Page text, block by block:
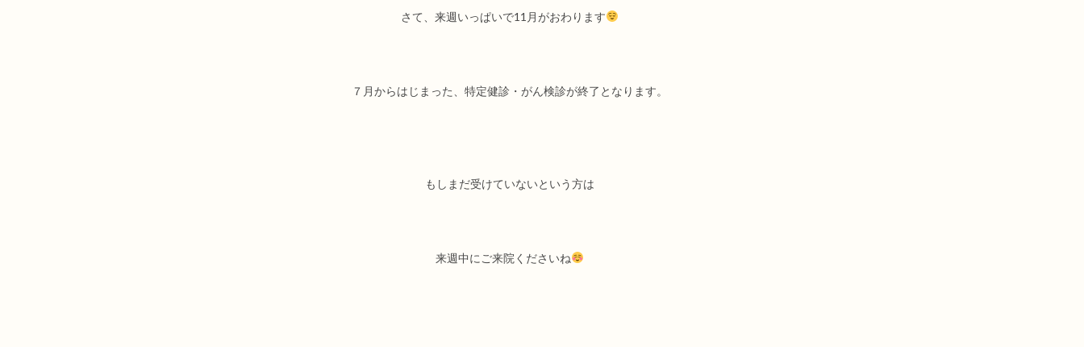
さて、来週いっぱいで11月がおわります
７月からはじまった、特定健診・がん検診が終了となります。
もしまだ受けていないという方は
来週中にご来院くださいね